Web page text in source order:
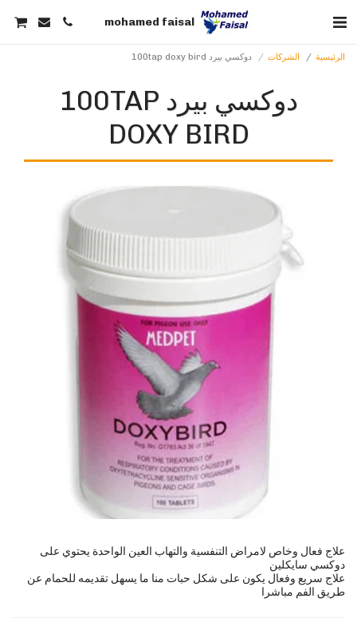
mohamed faisal
الرئيسية الشركات دوكسي بيرد 100tap doxy bird
دوكسي بيرد 100TAP
DOXY BIRD
علاج فعال وخاص لامراض التنفسية والتهاب العين الواحدة يحتوي على
علاج سريع وفعال يكون على شكل حبات منا ما يسهل تقديمه للحمام عن
طريق الفم مباشرا